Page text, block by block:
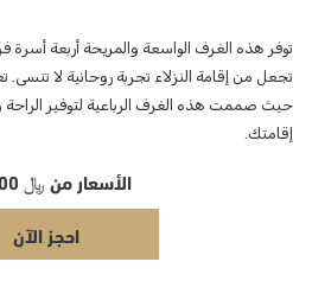
الشرائح
التالية
المحتوى
توفر هذه الغرف الواسعة والمريحة أربعة أسرة
تجعل من إقامة النزلاء تجربة روحانية لا تنسى.
حيث صممت هذه الغرف الرباعية لتوفير الراحة
إقامتك.
الأسعار من﷼ 360.00
احجز الآن